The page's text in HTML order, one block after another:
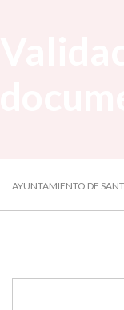
AYUNTAMIENTO DE